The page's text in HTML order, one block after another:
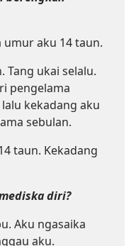
aku 14 taun.
Tang ukai selalu.
pengelama
kekadang aku
sebulan.
taun. Kekadang
diri?
Aku ngasaika
aku.